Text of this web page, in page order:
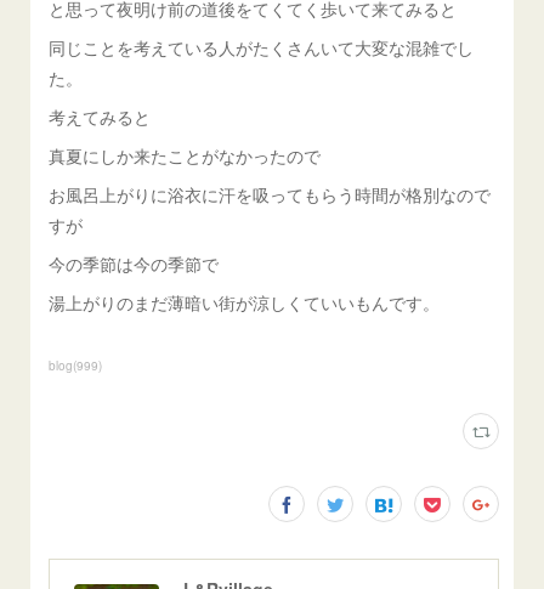
と思って夜明け前の道後をてくてく歩いて来てみると
同じことを考えている人がたくさんいて大変な混雑でし
た。
考えてみると
真夏にしか来たことがなかったので
お風呂上がりに浴衣に汗を吸ってもらう時間が格別なので
すが
今の季節は今の季節で
湯上がりのまだ薄暗い街が涼しくていいもんです。
blog(999)